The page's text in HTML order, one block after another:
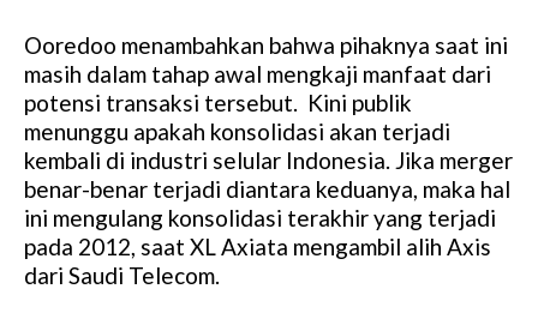
Ooredoo menambahkan bahwa pihaknya saat ini
masih dalam tahap awal mengkaji manfaat dari
potensi transaksi tersebut. Kini publik
menunggu apakah konsolidasi akan terjadi
kembali di industri selular Indonesia. Jika merger
benar-benar terjadi diantara keduanya, maka hal
ini mengulang konsolidasi terakhir yang terjadi
pada 2012, saat XL Axiata mengambil alih Axis
dari Saudi Telecom.